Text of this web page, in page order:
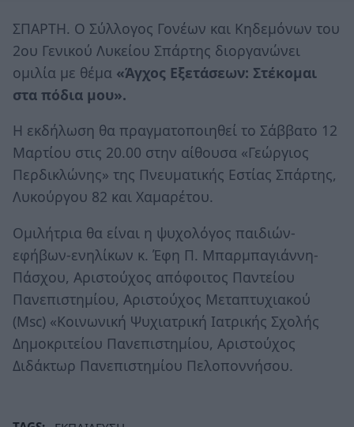
ΣΠΑΡΤΗ. Ο Σύλλογος Γονέων και Κηδεμόνων του
2ου Γενικού Λυκείου Σπάρτης διοργανώνει
ομιλία με θέμα «Άγχος Εξετάσεων: Στέκομαι
στα πόδια μου».
Η εκδήλωση θα πραγματοποιηθεί το Σάββατο 12
Μαρτίου στις 20.00 στην αίθουσα «Γεώργιος
Περδικλώνης» της Πνευματικής Εστίας Σπάρτης,
Λυκούργου 82 και Χαμαρέτου.
Ομιλήτρια θα είναι η ψυχολόγος παιδιών-
εφήβων-ενηλίκων κ. Έφη Π. Μπαρμπαγιάννη-
Πάσχου, Αριστούχος απόφοιτος Παντείου
Πανεπιστημίου, Αριστούχος Μεταπτυχιακού
(Msc) «Κοινωνική Ψυχιατρική Ιατρικής Σχολής
Δημοκριτείου Πανεπιστημίου, Αριστούχος
Διδάκτωρ Πανεπιστημίου Πελοποννήσου.